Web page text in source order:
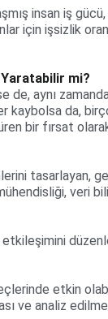
insan iş
için işsizlik
mi?
de, aynı
kaybolsa da,
bir fırsat
tasarlayan,
veri
etkileşimini
etkin
ve analiz